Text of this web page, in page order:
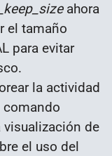
ahora
el tamaño
para evitar
la actividad
comando
de
el uso del